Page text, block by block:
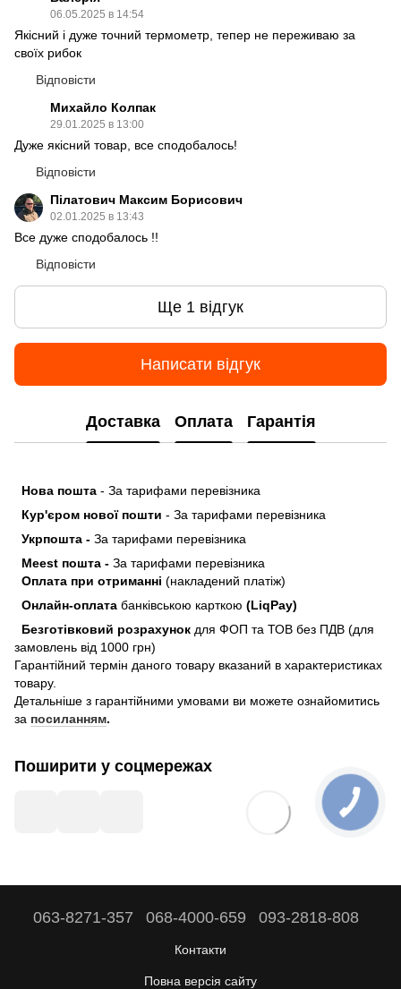
06.05.2025 в 14:54
Якісний і дуже точний термометр, тепер не переживаю за
своїх рибок
Відповісти
Михайло Колпак
29.01.2025 в 13:00
Дуже якісний товар, все сподобалось!
Відповісти
Пілатович Максим Борисович
02.01.2025 в 13:43
Все дуже сподобалось !!
Відповісти
Ще 1 відгук
Написати відгук
Доставка Оплата Гарантія
Нова пошта - За тарифами перевізника
Кур'єром нової пошти - За тарифами перевізника
Укрпошта - За тарифами перевізника
Meest пошта - За тарифами перевізника
Оплата при отриманні (накладений платіж)
Онлайн-оплата банківською карткою (LiqPay)
Безготівковий розрахунок для ФОП та ТОВ без ПДВ (для
замовлень від 1000 грн)
Гарантійний термін даного товару вказаний в характеристиках
товару.
Детальніше з гарантійними умовами ви можете ознайомитись
за посиланням.
Поширити у соцмережах
063-8271-357 068-4000-659 093-2818-808
Контакти
Повна версія сайту